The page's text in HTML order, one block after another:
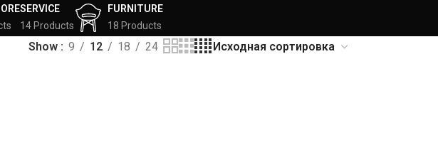
SERVICE
14 Products
FURNITURE
18 Products
Show 9 12 18 24